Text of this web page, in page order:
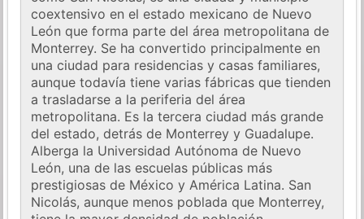
coextensivo en el estado mexicano de Nuevo
León que forma parte del área metropolitana de
Monterrey. Se ha convertido principalmente en
una ciudad para residencias y casas familiares,
aunque todavía tiene varias fábricas que tienden
a trasladarse a la periferia del área
metropolitana. Es la tercera ciudad más grande
del estado, detrás de Monterrey y Guadalupe.
Alberga la Universidad Autónoma de Nuevo
León, una de las escuelas públicas más
prestigiosas de México y América Latina. San
Nicolás, aunque menos poblada que Monterrey,